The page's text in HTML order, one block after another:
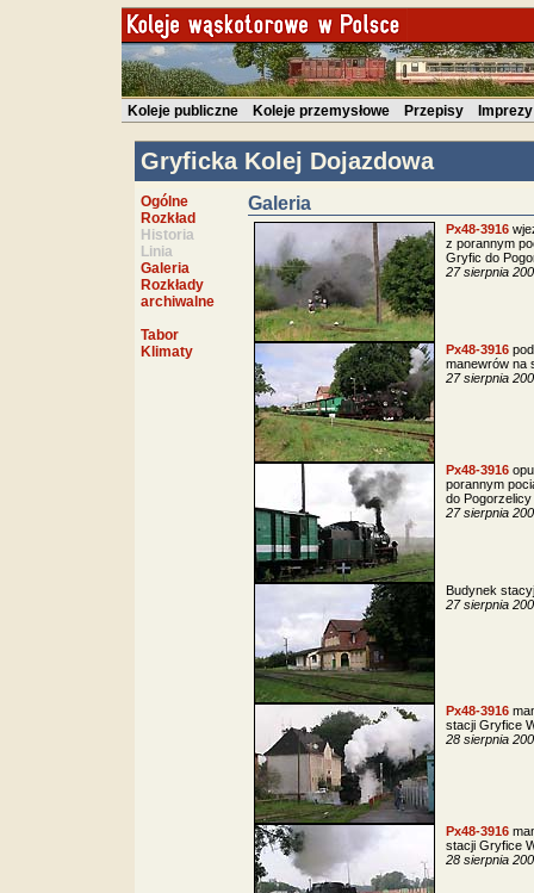
Koleje publiczne Koleje przemysłowe Przepisy Imprezy
Gryficka Kolej Dojazdowa
Ogólne
Rozkład
Historia
Linia
Galeria
Rozkłady
archiwalne
Tabor
Klimaty
Galeria
Px48-3916
z porannym
Gryfic do
27 sierpnia
Px48-3916
manewrów na
27 sierpnia
Px48-3916
porannym
do Pogorzelicy
27 sierpnia
Budynek
27 sierpnia
Px48-3916
stacji Gryfice
28 sierpnia
Px48-3916
stacji Gryfice
28 sierpnia